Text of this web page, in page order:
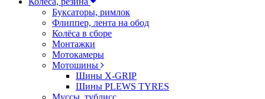
Буксаторы, римлок
Флиппер, лента на обод
Колёса в сборе
Монтажки
Мотокамеры
Мотошины
Шины X-GRIP
Шины PLEWS TYRES
Муссы, тублисс